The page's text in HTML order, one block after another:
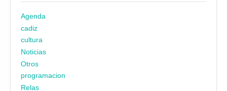
Agenda
cadiz
cultura
Noticias
Otros
programacion
Relas